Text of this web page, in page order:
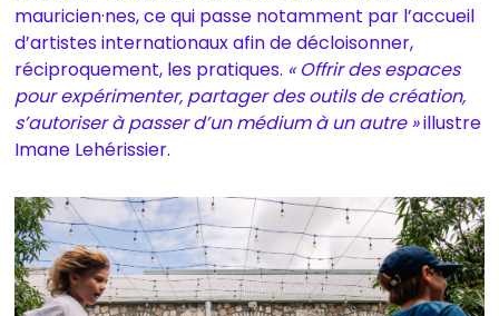
mauricien·nes, ce qui passe notamment par l’accueil
d’artistes internationaux afin de décloisonner,
réciproquement, les pratiques. « Offrir des espaces
pour expérimenter, partager des outils de création,
s’autoriser à passer d’un médium à un autre »illustre
Imane Lehérissier.